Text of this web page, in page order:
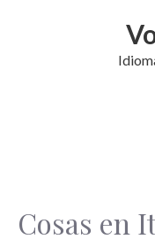
Cosas en